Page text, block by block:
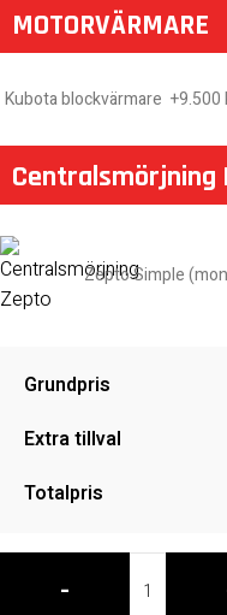
MOTORVÄRMARE
Kubota blockvärmare +9.500
Centralsmörjning
Zepto Simple
Grundpris
Extra tillval
Totalpris
-